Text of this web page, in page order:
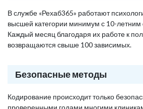
В службе «Рехаб365» работают
высшей категории минимум с 10-
Каждый месяц благодаря их работе к
возвращаются свыше 100 зависимых.
Безопасные методы
Кодирование происходит только
проверенными годами многими